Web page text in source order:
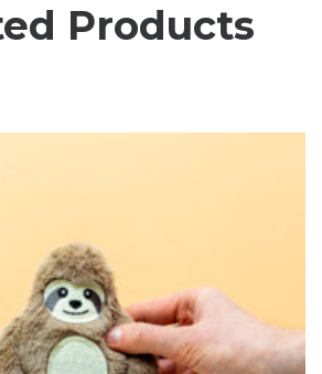
Products